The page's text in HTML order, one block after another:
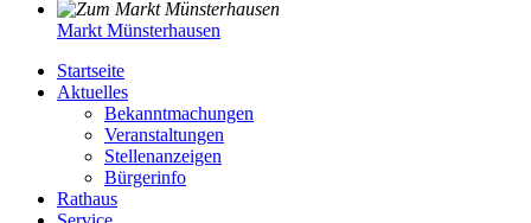
Markt Münsterhausen
Startseite
Aktuelles
Bekanntmachungen
Veranstaltungen
Stellenanzeigen
Bürgerinfo
Rathaus